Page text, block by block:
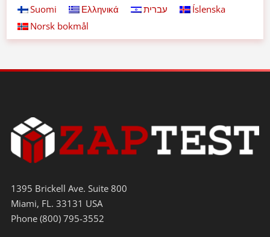
Suomi
Ελληνικά עברית
Íslenska
Norsk bokmål
1395 Brickell Ave. Suite 800
Miami, FL. 33131 USA
Phone (800) 795-3552